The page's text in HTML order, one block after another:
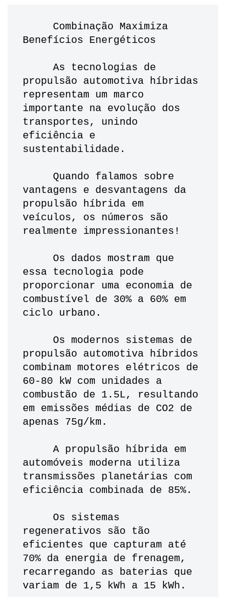
Benefícios Energéticos
propulsão automotiva híbridas
representam um marco
importante na evolução dos
transportes, unindo
eficiência e
sustentabilidade.
vantagens e desvantagens da
propulsão híbrida em
veículos, os números são
realmente impressionantes!
essa tecnologia pode
proporcionar uma economia de
combustível de 30% a 60% em
ciclo urbano.
propulsão automotiva híbridos
combinam motores elétricos de
60-80 kW com unidades a
combustão de 1.5L, resultando
em emissões médias de CO2 de
apenas 75g/km.
automóveis moderna utiliza
transmissões planetárias com
eficiência combinada de 85%.
regenerativos são tão
eficientes que capturam até
70% da energia de frenagem,
recarregando as baterias que
variam de 1,5 kWh a 15 kWh.